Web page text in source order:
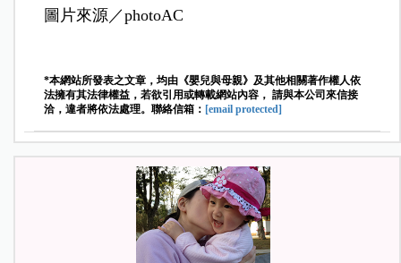
圖片來源／photoAC
*本網站所發表之文章，均由《嬰兒與母親》及其他相關著作權人依
法擁有其法律權益，若欲引用或轉載網站內容， 請與本公司來信接
洽，違者將依法處理。聯絡信箱： [email protected]